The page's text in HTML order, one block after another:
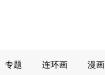
专题 连环画 漫画